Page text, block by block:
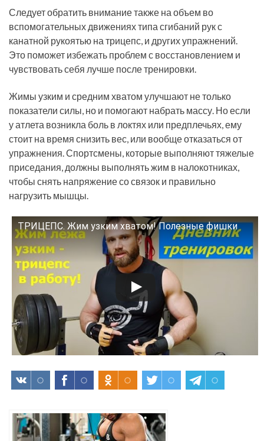
Следует обратить внимание также на объем во
вспомогательных движениях типа сгибаний рук с
канатной рукоятью на трицепс, и других упражнений.
Это поможет избежать проблем с восстановлением и
чувствовать себя лучше после тренировки.
Жимы узким и средним хватом улучшают не только
показатели силы, но и помогают набрать массу. Но если
у атлета возникла боль в локтях или предплечьях, ему
стоит на время снизить вес, или вообще отказаться от
упражнения. Спортсмены, которые выполняют тяжелые
приседания, должны выполнять жим в налокотниках,
чтобы снять напряжение со связок и правильно
нагрузить мышцы.
ТРИЦЕПС. Жим узким хватом! Полезные фишки
Смотрите это видео на YouTube